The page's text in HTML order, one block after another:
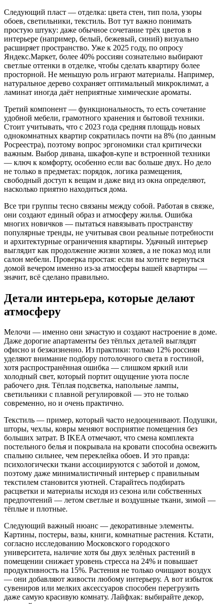
Следующий пласт — отделка: цвета стен, тип пола, узоры
обоев, светильники, текстиль. Вот тут важно понимать
простую штуку: даже обычное сочетание трёх цветов в
интерьере (например, белый, бежевый, синий) визуально
расширяет пространство. Уже к 2025 году, по опросу
Яндекс.Маркет, более 40% россиян сознательно выбирают
светлые оттенки в отделке, чтобы сделать квартиру более
просторной. Не меньшую роль играют материалы. Например,
натуральное дерево сохраняет оптимальный микроклимат, а
ламинат иногда даёт неприятные химические ароматы.
Третий компонент — функциональность, то есть сочетание
удобной мебели, грамотного хранения и бытовой техники.
Стоит учитывать, что с 2023 года средняя площадь новых
однокомнатных квартир сократилась почти на 8% (по данным
Росреестра), поэтому вопрос эргономики стал критически
важным. Выбор дивана, шкафов-купе и встроенной техники
— ключ к комфорту, особенно если вас больше двух. Но дело
не только в предметах: порядок, логика размещения,
свободный доступ к вещам и даже вид из окна определяют,
насколько приятно находиться дома.
Все три группы тесно связаны между собой. Работая в связке,
они создают единый образ и атмосферу жилья. Ошибка
многих новичков — пытаться навязывать пространству
популярные тренды, не учитывая свои реальные потребности
и архитектурные ограничения квартиры. Удачный интерьер
выглядит как продолжение жизни хозяев, а не показ мод или
салон мебели. Проверка простая: если вы хотите вернуться
домой вечером именно из-за атмосферы вашей квартиры —
значит, всё сделано правильно.
Детали интерьера, которые делают
атмосферу
Мелочи — именно они зачастую и создают настроение в доме.
Даже дорогие апартаменты без тёплых деталей выглядят
офисно и безжизненно. Из практики: только 12% россиян
уделяют внимание подбору потолочного света в гостиной,
хотя распространённая ошибка — слишком яркий или
холодный свет, который портит ощущение уюта после
рабочего дня. Тёплая подсветка, напольные лампы,
светильники с плавной регулировкой — это не только
современно, но и очень практично.
Текстиль — пример, который часто недооценивают. Подушки,
шторы, чехлы, ковры меняют восприятие помещения без
больших затрат. В IKEA отмечают, что смена комплекта
постельного белья и покрывала на кровати способна освежить
спальню сильнее, чем переклейка обоев. И это правда:
психологически ткани ассоциируются с заботой и домом,
поэтому даже минималистичный интерьер с правильным
текстилем становится уютней. Старайтесь подбирать
расцветки и материалы исходя из сезона или собственных
предпочтений — летом светлые и воздушные ткани, зимой —
тёплые и плотные.
Следующий важный нюанс — декоративные элементы.
Картины, постеры, вазы, книги, комнатные растения. Кстати,
согласно исследованию Московского городского
университета, наличие хотя бы двух зелёных растений в
помещении снижает уровень стресса на 24% и повышает
продуктивность на 15%. Растения не только очищают воздух
— они добавляют живости любому интерьеру. А вот избыток
сувениров или мелких аксессуаров способен перегрузить
даже самую красивую комнату. Лайфхак: выбирайте декор,